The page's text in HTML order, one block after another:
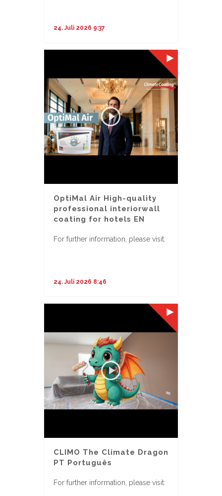
24. Juli 2026 9:37
OptiMal Air High-quality
professional interiorwall
coating for hotels EN
For further information, please visit:
24. Juli 2026 8:46
CLIMO The Climate Dragon
PT Português
For further information, please visit: